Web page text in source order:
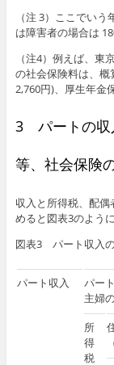
（注 3）ここでい
は障害者の場合は
（注4）例えば、東
の社会保険料は、概
2,760円)、厚生年金
3 パートの収
等、社会保険
収入と所得税、配
めると図表3のよう
図表3 パート収入
パート収入
パー
主婦
所
得
税